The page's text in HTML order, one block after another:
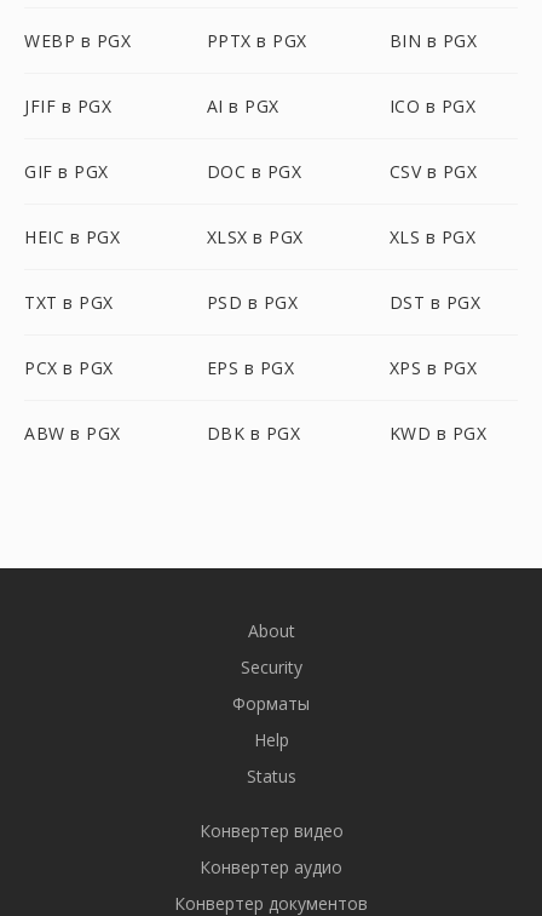
WEBP в PGX PPTX в PGX BIN в PGX
JFIF в PGX AI в PGX ICO в PGX
GIF в PGX DOC в PGX CSV в PGX
HEIC в PGX XLSX в PGX XLS в PGX
TXT в PGX PSD в PGX DST в PGX
PCX в PGX EPS в PGX XPS в PGX
ABW в PGX DBK в PGX KWD в PGX
About
Security
Форматы
Help
Status
Конвертер видео
Конвертер аудио
Конвертер документов